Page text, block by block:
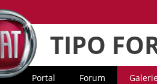
TIPO
Portal Forum